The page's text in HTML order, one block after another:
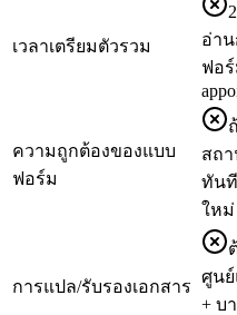
เวลาเตรียมตัวรวม
อ่า
ฟอ
ความถูกต้องของแบบ
ฟอร์ม
สถ
ทัน
ใหม่
การแปล/รับรองเอกสาร
ศูนย์
+ บ